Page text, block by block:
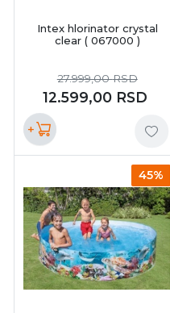
Intex hlorinator crystal
clear ( 067000 )
12.599,00 RSD
27.999,00RSD
+
45%